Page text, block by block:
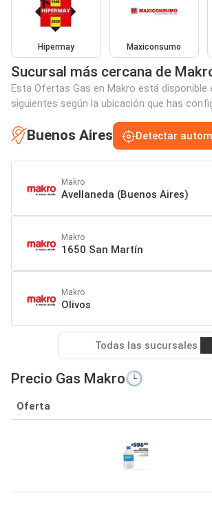
Hipermay Maxiconsumo
Sucursal más cercana de
Esta Ofertas Gas en Makro está disponible
siguientes según la ubicación que has
Buenos Aires Detectar
Makro
Avellaneda (Buenos Aires)
Makro
1650 San Martín
Makro
Olivos
Todas las sucursales
Precio Gas Makro🕒
Oferta